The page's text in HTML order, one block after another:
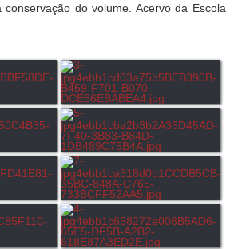
do volume. Acervo da Escola